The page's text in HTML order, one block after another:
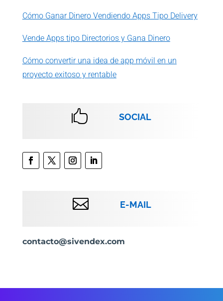
Cómo Ganar Dinero Vendiendo Apps Tipo Delivery
Vende Apps tipo Directorios y Gana Dinero
Cómo convertir una idea de app móvil en un
proyecto exitoso y rentable
 SOCIAL
 E-MAIL
contacto@sivendex.com